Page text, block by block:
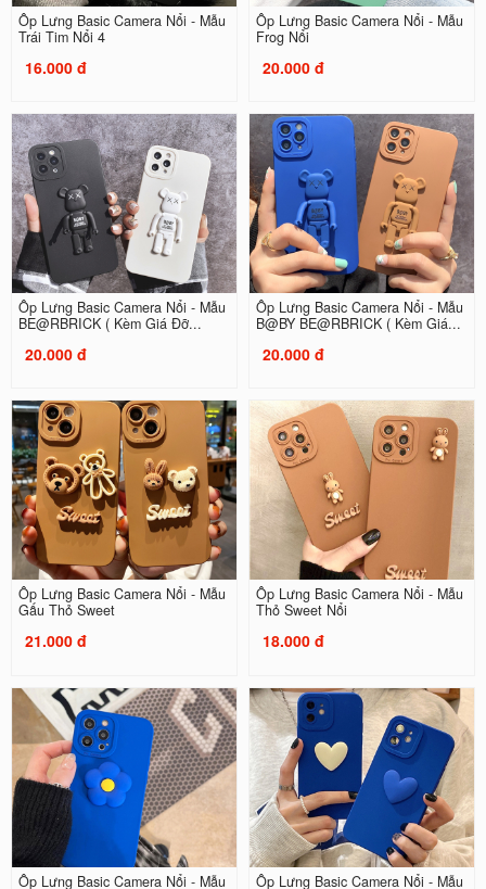
Ốp Lưng Basic Camera Nổi - Mẫu
Trái Tim Nổi 4
16.000 đ
Ốp Lưng Basic Camera Nổi - Mẫu
Frog Nổi
20.000 đ
Ốp Lưng Basic Camera Nổi - Mẫu
BE@RBRICK ( Kèm Giá Đỡ...
20.000 đ
Ốp Lưng Basic Camera Nổi - Mẫu
B@BY BE@RBRICK ( Kèm Giá...
20.000 đ
Ốp Lưng Basic Camera Nổi - Mẫu
Gấu Thỏ Sweet
21.000 đ
Ốp Lưng Basic Camera Nổi - Mẫu
Thỏ Sweet Nổi
18.000 đ
Ốp Lưng Basic Camera Nổi - Mẫu
Ốp Lưng Basic Camera Nổi - Mẫu